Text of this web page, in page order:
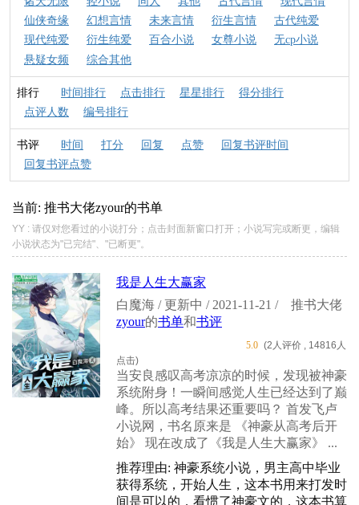
仙侠奇缘
幻想言情 未来言情 衍生言情
古代纯爱
现代纯爱
衍生纯爱 百合小说 女尊小说
无cp小说
悬疑女频
综合其他
排行 时间排行 点击排行 星星排行
得分排行
点评人数
编号排行
书评 时间 打分 回复 点赞
回复书评时间
回复书评点赞
当前: 推书大佬zyour的书单
YY : 请仅对您看过的小说打分；点击封面新窗口打开；小说写完或断更，编辑
小说状态为"已完结"、"已断更"。
我是人生大赢家
白魔海 / 更新中 / 2021-11-21 /
推书大佬
zyour的书单和书评
5.0 (2人评价 , 14816人
点击)
当安良感叹高考凉凉的时候，发现被神豪
系统附身！一瞬间感觉人生已经达到了巅
峰。所以高考结果还重要吗？ 首发飞卢
小说网，书名原来是 《神豪从高考后开
始》 现在改成了《我是人生大赢家》 ...
推荐理由: 神豪系统小说，男主高中毕业
获得系统，开始人生，这本书用来打发时
间是可以的，看惯了神豪文的，这本书算